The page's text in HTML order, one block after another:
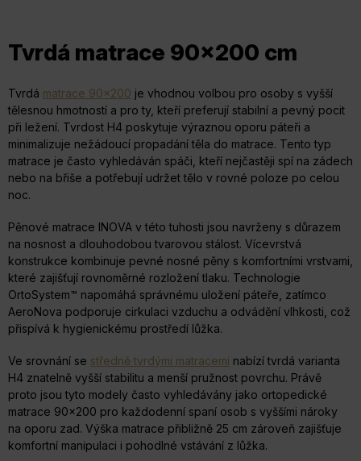
v
á
d
a
c
í
p
r
v
k
y
v
ý
i
s
u
Tvrdá matrace 90x200 cm
Tvrdá matrace 90x200 je vhodnou volbou pro osoby s vyšší
tělesnou hmotností a pro ty, kteří preferují stabilní a pevný pocit
při ležení. Tvrdost H4 poskytuje výraznou oporu páteři a
minimalizuje nežádoucí propadání těla do matrace. Tento typ
matrace je často vyhledáván spáči, kteří nejčastěji spí na zádech
nebo na břiše a potřebují udržet tělo v rovné poloze po celou
noc.
Pěnové matrace INOVA v této tuhosti jsou navrženy s důrazem
na nosnost a dlouhodobou tvarovou stálost. Vícevrstvá
konstrukce kombinuje pevné nosné pěny s komfortními vrstvami,
které zajišťují rovnoměrné rozložení tlaku. Technologie
OrtoSystem™ napomáhá správnému uložení páteře, zatímco
AeroNova podporuje cirkulaci vzduchu a odvádění vlhkosti, což
přispívá k hygienickému prostředí lůžka.
Ve srovnání se středně tvrdými matracemi nabízí tvrdá varianta
H4 znatelně vyšší stabilitu a menší pružnost povrchu. Právě
proto jsou tyto modely často vyhledávány jako ortopedické
matrace 90x200 pro každodenní spaní osob s vyššími nároky
na oporu zad. Výška matrace přibližně 25 cm zároveň zajišťuje
komfortní manipulaci i pohodlné vstávání z lůžka.